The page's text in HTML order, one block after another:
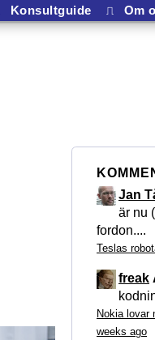
Konsultguide ⎍ Om
Jan
är nu
fordon....
Teslas
freak
Nokia lovar
weeks ago